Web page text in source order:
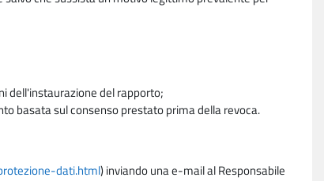
dell'instaurazione del rapporto;
basata sul consenso prestato prima della revoca.
dati.html) inviando una e-mail al Responsabile